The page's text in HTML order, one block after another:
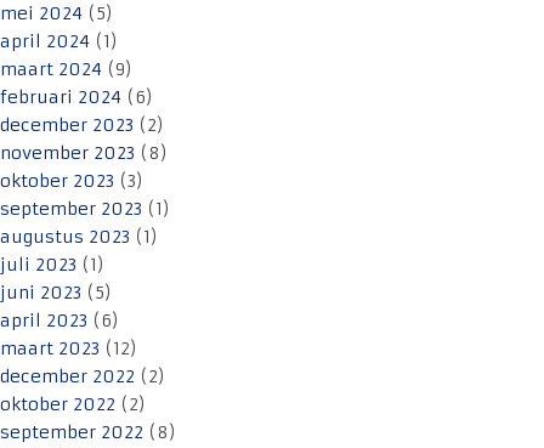
mei 2024 (5)
april 2024 (1)
maart 2024 (9)
februari 2024 (6)
december 2023 (2)
november 2023 (8)
oktober 2023 (3)
september 2023 (1)
augustus 2023 (1)
juli 2023 (1)
juni 2023 (5)
april 2023 (6)
maart 2023 (12)
december 2022 (2)
oktober 2022 (2)
september 2022 (8)